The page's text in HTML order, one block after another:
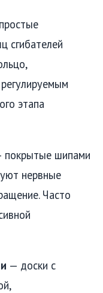
сгибателей
этапа
покрытые шипами
нервные
Часто
— доски с